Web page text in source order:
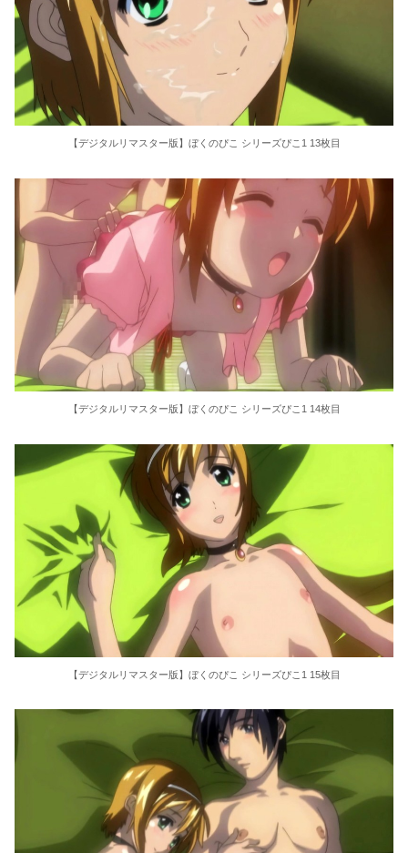
【デジタルリマスター版】ぼくのぴこ シリーズぴこ1 13枚目
【デジタルリマスター版】ぼくのぴこ シリーズぴこ1 14枚目
【デジタルリマスター版】ぼくのぴこ シリーズぴこ1 15枚目